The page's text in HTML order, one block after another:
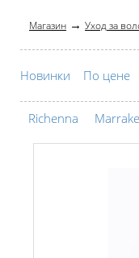
Магазин → Уход за
Новинки По цене
Richenna